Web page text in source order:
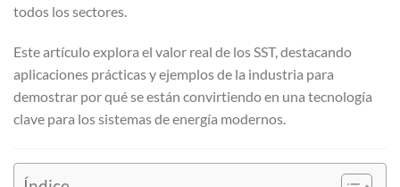
todos los sectores.
Este artículo explora el valor real de los SST, destacando
aplicaciones prácticas y ejemplos de la industria para
demostrar por qué se están convirtiendo en una tecnología
clave para los sistemas de energía modernos.